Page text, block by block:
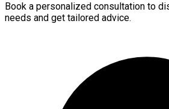
Book a personalized consultation to
needs and get tailored advice.